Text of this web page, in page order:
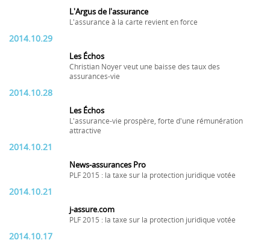
L'Argus de l'assurance
L'assurance à la carte revient en force
2014.10.29
Les Échos
Christian Noyer veut une baisse des taux des
assurances-vie
2014.10.28
Les Échos
L'assurance-vie prospère, forte d'une rémunération
attractive
2014.10.21
News-assurances Pro
PLF 2015 : la taxe sur la protection juridique votée
2014.10.21
j-assure.com
PLF 2015 : la taxe sur la protection juridique votée
2014.10.17